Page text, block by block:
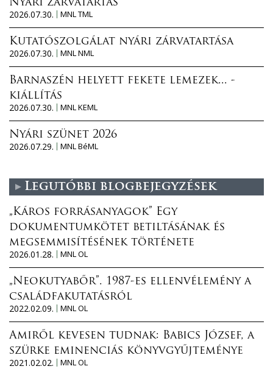
Nyári zárvatartás
2026.07.30.
MNL TML
Kutatószolgálat nyári zárvatartása
2026.07.30.
MNL NML
Barnaszén helyett fekete lemezek... -
kiállítás
2026.07.30.
MNL KEML
Nyári szünet 2026
2026.07.29.
MNL BéML
Legutóbbi blogbejegyzések
„Káros forrásanyagok” Egy
dokumentumkötet betiltásának és
megsemmisítésének története
2026.01.28.
MNL OL
„Neokutyabőr”. 1987-es ellenvélemény a
családfakutatásról
2022.02.09.
MNL OL
Amiről kevesen tudnak: Babics József, a
szürke eminenciás könyvgyűjteménye
2021.02.02.
MNL OL